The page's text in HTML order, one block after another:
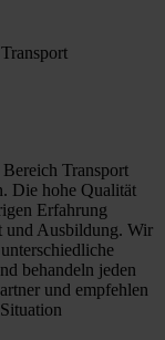
Transport
Die hohe Qualität
Erfahrung
und Ausbildung. Wir
behandeln jeden
und empfehlen